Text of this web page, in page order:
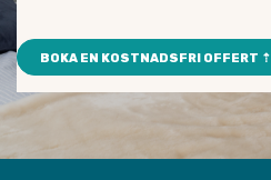
BOKA EN KOSTNADSFRI OFFERT ⇡